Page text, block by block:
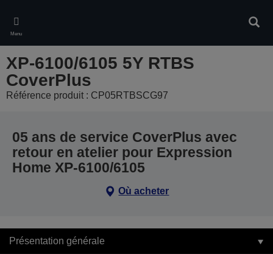
main
content
Menu
XP-6100/6105 5Y RTBS
CoverPlus
Référence produit : CP05RTBSCG97
05 ans de service CoverPlus avec
retour en atelier pour Expression
Home XP-6100/6105
Où acheter
Présentation générale